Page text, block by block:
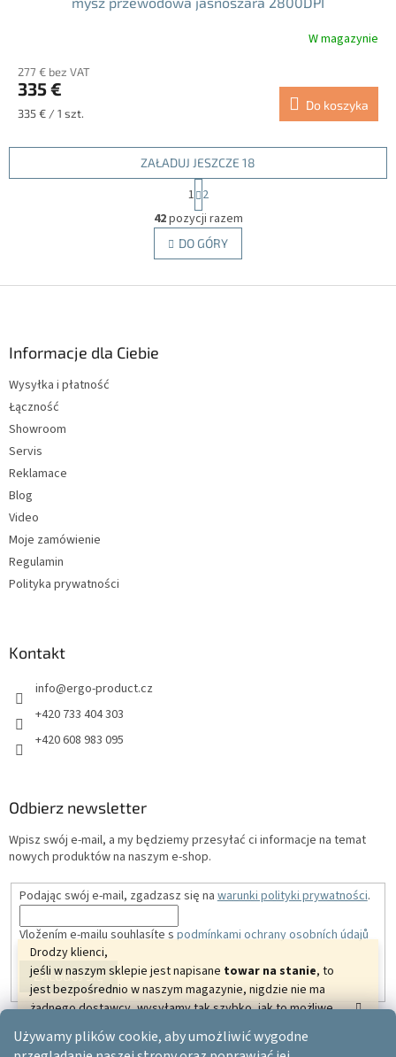
Używamy plików cookie, aby umożliwić wygodne
Drodzy klienci,
jeśli w naszym sklepie jest napisane towar na stanie, to
jest bezpośrednio w naszym magazynie, nigdzie nie ma
żadnego dostawcy, wysyłamy tak szybko, jak to możliwe.
Dziękujemy za zrozumienie i życzymy pięknych
relaksujących dni.
W magazynie
277 € bez VAT
335 €
Cena
335 € / 1 szt.
Do koszyka
K
o
n
t
ZAŁADUJ JESZCZE 18
P
a
g
i
n
a
j
1 2
42pozycji razem
DO GÓRY
Informacje dla Ciebie
Wysyłka i płatność
Łączność
Showroom
Servis
Reklamace
Blog
Video
Moje zamówienie
Regulamin
Polityka prywatności
Kontakt
info@ergo-product.cz
+420 733 404 303
+420 608 983 095
Odbierz newsletter
Wpisz swój e-mail, a my będziemy przesyłać ci informacje na temat
nowych produktów na naszym e-shop.
Podając swój e-mail, zgadzasz się na warunki polityki prywatności.
Vložením e-mailu souhlasíte s podmínkami ochrany osobních údajů
ZALOGUJ SIĘ